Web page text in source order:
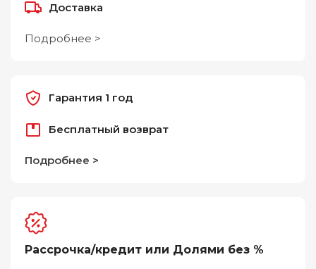
Доставка
Подробнее >
Гарантия 1 год
Бесплатный возврат
Подробнее >
Рассрочка/кредит или Долями без %